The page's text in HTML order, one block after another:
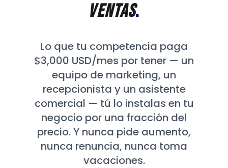
ventas.
Lo que tu competencia paga
$3,000 USD/mes por tener — un
equipo de marketing, un
recepcionista y un asistente
comercial — tú lo instalas en tu
negocio por una fracción del
precio. Y nunca pide aumento,
nunca renuncia, nunca toma
vacaciones.